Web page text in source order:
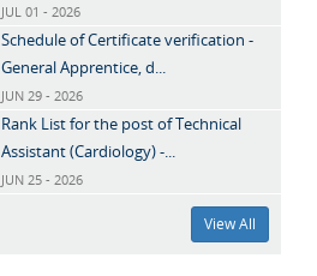
JUL 01 - 2026
Schedule of Certificate verification -
General Apprentice, d...
JUN 29 - 2026
Rank List for the post of Technical
Assistant (Cardiology) -...
JUN 25 - 2026
View All